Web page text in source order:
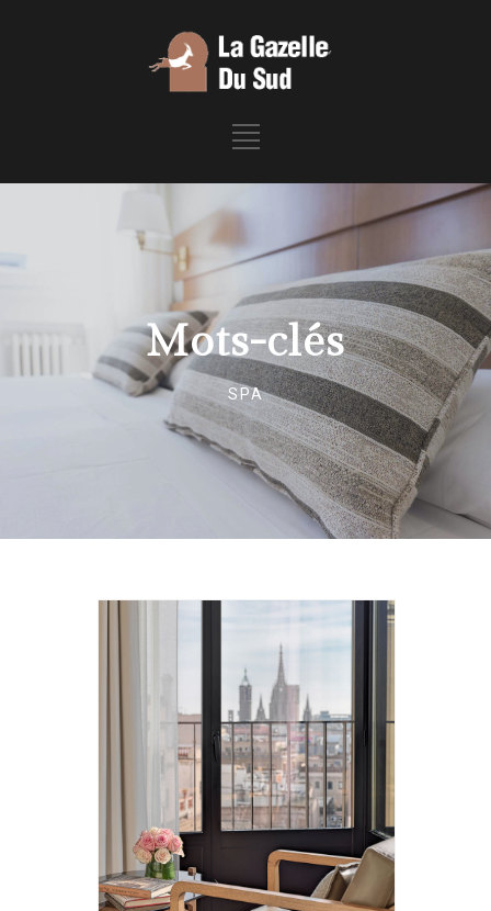
Mots-clés
SPA